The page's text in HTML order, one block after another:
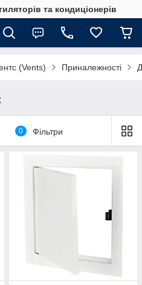
та кондиціонерів
(Vents) Приналежності
0 Фільтри